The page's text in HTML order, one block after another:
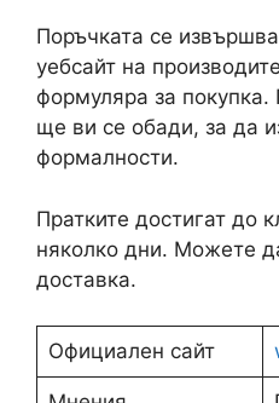
Поръчката се
уебсайт на
формуляра за покупка.
ще ви се обади, за да
формалности.
Пратките достигат до
няколко дни. Можете
доставка.
Официален сайт